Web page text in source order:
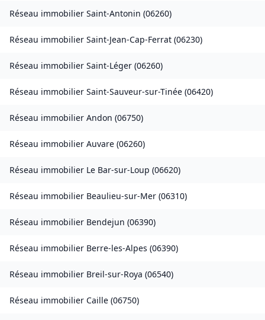
Réseau immobilier Saint-Antonin (06260)
Réseau immobilier Saint-Jean-Cap-Ferrat (06230)
Réseau immobilier Saint-Léger (06260)
Réseau immobilier Saint-Sauveur-sur-Tinée (06420)
Réseau immobilier Andon (06750)
Réseau immobilier Auvare (06260)
Réseau immobilier Le Bar-sur-Loup (06620)
Réseau immobilier Beaulieu-sur-Mer (06310)
Réseau immobilier Bendejun (06390)
Réseau immobilier Berre-les-Alpes (06390)
Réseau immobilier Breil-sur-Roya (06540)
Réseau immobilier Caille (06750)